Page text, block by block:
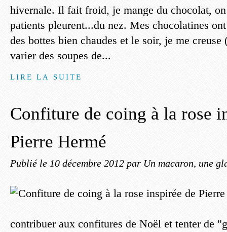
hivernale. Il fait froid, je mange du chocolat,
patients pleurent...du nez. Mes chocolatines
des bottes bien chaudes et le soir, je me creuse
varier des soupes de...
LIRE LA SUITE
Confiture de coing à la rose
Pierre Hermé
Publié le 10 décembre 2012 par Un macaron, une
contribuer aux confitures de Noël et tenter de